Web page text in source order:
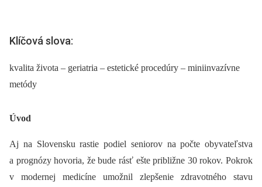
Klíčová slova:
kvalita života – geriatria – estetické procedúry – miniinvazívne
metódy
Úvod
Aj na Slovensku rastie podiel seniorov na počte obyvateľstva
a prognózy hovoria, že bude rásť ešte približne 30 rokov. Pokrok
v modernej medicíne umožnil zlepšenie zdravotného stavu